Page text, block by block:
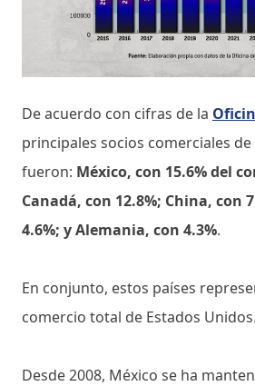
De acuerdo con cifras de la
principales socios comerciales
fueron: México, con 15.6% del
Canadá, con 12.8%; China, con
4.6%; y Alemania, con 4.3%.
En conjunto, estos países
comercio total de Estados Unidos.
Desde 2008, México se ha